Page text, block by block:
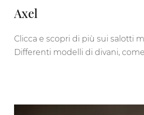
Axel
Clicca e scopri di più sui salotti
Differenti modelli di divani,